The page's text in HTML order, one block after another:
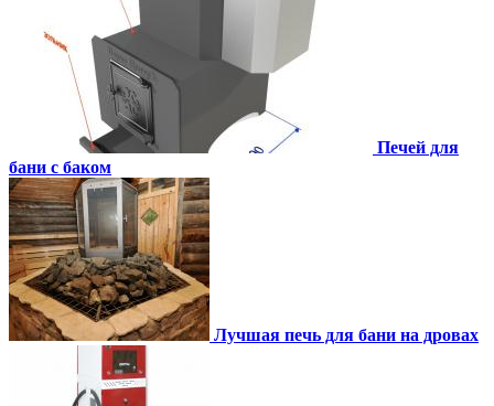
Печей для
бани с баком
Лучшая печь для бани на дровах